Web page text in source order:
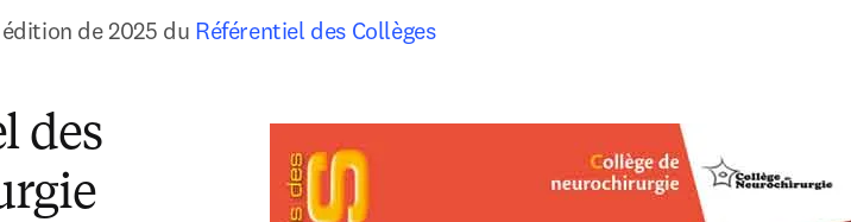
édition de 2025 du Référentiel des Collèges
des